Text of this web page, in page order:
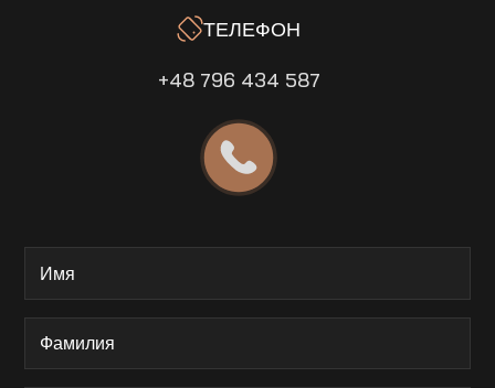
ТЕЛЕФОН
+48 796 434 587